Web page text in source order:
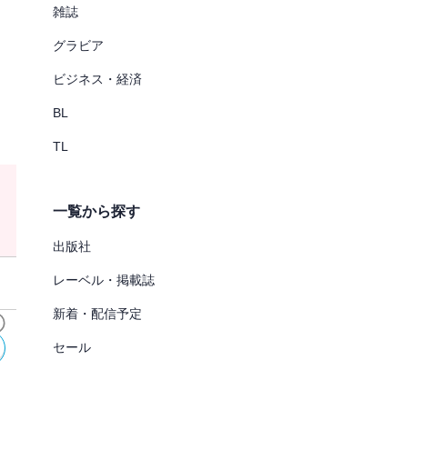
雑誌
グラビア
ビジネス・経済
BL
TL
一覧から探す
出版社
レーベル・掲載誌
新着・配信予定
セール